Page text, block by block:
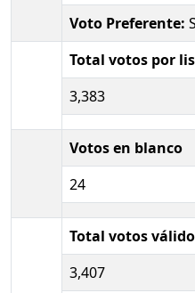
Voto Preferente:
Total votos por
3,383
Votos en blanco
24
Total votos
3,407